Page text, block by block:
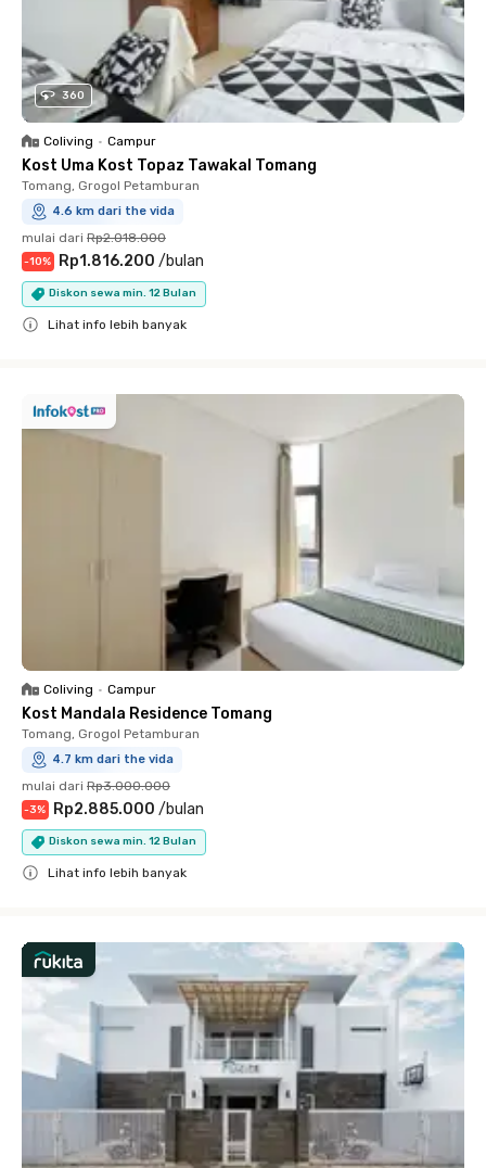
360
Coliving • Campur
Kost Uma Kost Topaz Tawakal Tomang
Tomang, Grogol Petamburan
4.6 km dari the vida
mulai dari Rp2.018.000
-10% Rp1.816.200 /bulan
Diskon sewa min. 12 Bulan
Lihat info lebih banyak
Coliving • Campur
Kost Mandala Residence Tomang
Tomang, Grogol Petamburan
4.7 km dari the vida
mulai dari Rp3.000.000
-3% Rp2.885.000 /bulan
Diskon sewa min. 12 Bulan
Lihat info lebih banyak